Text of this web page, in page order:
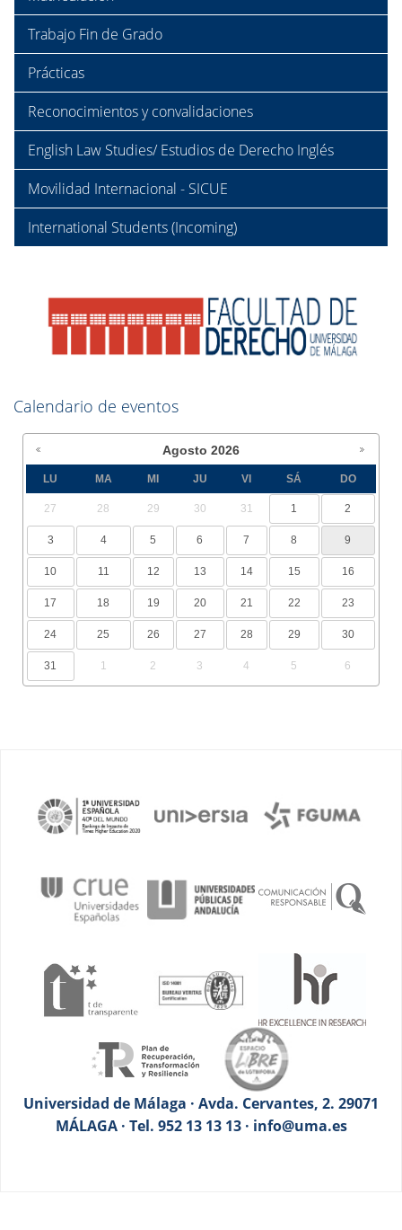
Trabajo Fin de Grado
Prácticas
Reconocimientos y convalidaciones
English Law Studies/ Estudios de Derecho Inglés
Movilidad Internacional - SICUE
International Students (Incoming)
Calendario de eventos
Agosto 2026
LU MA MI JU VI SÁ DO
27 28 29 30 31 1 2
3 4 5 6 7 8 9
10 11 12 13 14 15 16
17 18 19 20 21 22 23
24 25 26 27 28 29 30
31 1 2 3 4 5 6
Universidad de Málaga · Avda. Cervantes, 2. 29071
MÁLAGA · Tel. 952 13 13 13 · info@uma.es